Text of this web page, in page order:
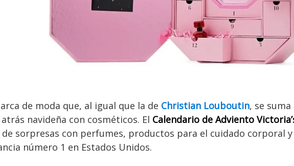
de moda que, al igual que la de Christian Louboutin, se
navideña con cosméticos. El Calendario de Adviento
de sorpresas con perfumes, productos para el cuidado corporal
número 1 en Estados Unidos.